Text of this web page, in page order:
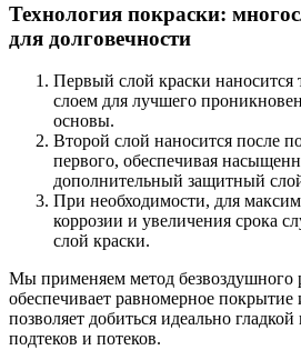
Технология покраски:
для долговечности
Первый слой краски
слоем для лучшего
основы.
Второй слой наносится после
первого, обеспечивая
дополнительный защитный
При необходимости, для
коррозии и увеличения срока
слой краски.
Мы применяем метод безвоздушного
обеспечивает равномерное
позволяет добиться идеально
подтеков и потеков.